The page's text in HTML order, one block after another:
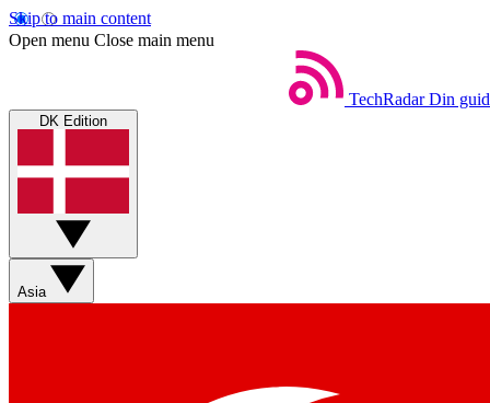
Skip to main content
Open menu Close main menu
TechRadar Din
DK Edition
Asia